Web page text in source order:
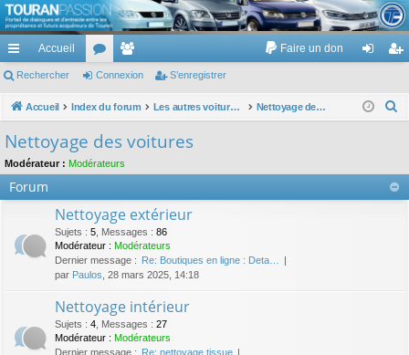
TouranPassion
Le forum des propriétaires ou futurs acquéreurs du Volkswagen Touran
cc
ès
pi
de
Accueil
or
u
e
m
Faire un don
ne nr
re
Rechercher Connexion S’enregistrer
Accueil Index du forum Les autres voitures et ce qui touche à la voiture Nettoyage des voitures
Nettoyage des voitures
Modérateur : Modérateurs
Forum
Nettoyage extérieur
Sujets : 5 Messages : 86
Modérateur : Modérateurs
Dernier message : Re: Boutiques en ligne : Deta…
par Paulos , 28 mars 2025, 14:18
Nettoyage intérieur
Sujets : 4 Messages : 27
Modérateur : Modérateurs
Dernier message : Re: nettoyage tissue